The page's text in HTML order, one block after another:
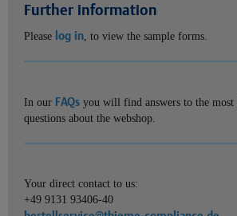
Further information
Please log in, to view the sample forms.
In our FAQs you will find answers to the most
questions about the webshop.
Your direct contact to us:
+49 9131 93406-40